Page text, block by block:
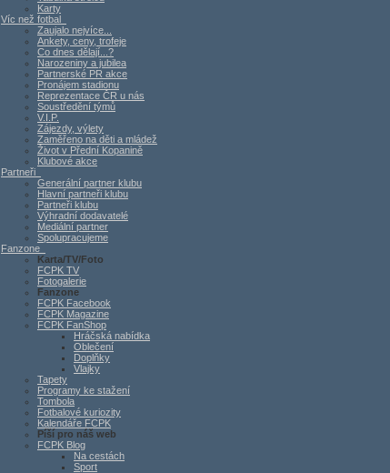
Karty
Víc než fotbal
Zaujalo nejvíce...
Ankety, ceny, trofeje
Co dnes dělají...?
Narozeniny a jubilea
Partnerské PR akce
Pronájem stadionu
Reprezentace ČR u nás
Soustředění týmů
V.I.P.
Zájezdy, výlety
Zaměřeno na děti a mládež
Život v Přední Kopanině
Klubové akce
Partneři
Generální partner klubu
Hlavní partneři klubu
Partneři klubu
Výhradní dodavatelé
Mediální partner
Spolupracujeme
Fanzone
Karta/TV/Foto
FCPK TV
Fotogalerie
Fanzone
FCPK Facebook
FCPK Magazine
FCPK FanShop
Hráčská nabídka
Oblečení
Doplňky
Vlajky
Tapety
Programy ke stažení
Tombola
Fotbalové kuriozity
Kalendáře FCPK
Píší pro náš web
FCPK Blog
Na cestách
Sport